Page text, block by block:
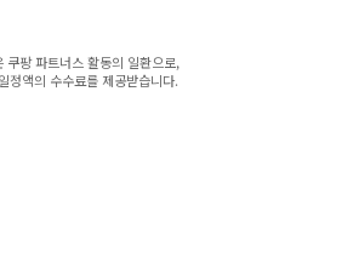
쿠팡 파트너스 활동의 일환으로,
정액의 수수료를 제공받습니다.